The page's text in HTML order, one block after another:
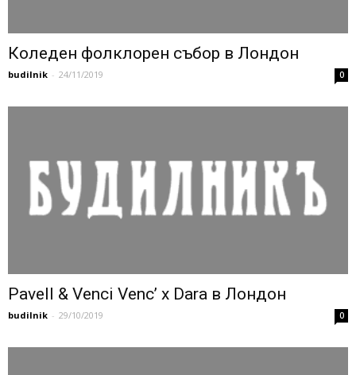
Коледен фолклорен събор в Лондон
budilnik - 24/11/2019 0
Pavell & Venci Venc’ x Dara в Лондон
budilnik - 29/10/2019 0